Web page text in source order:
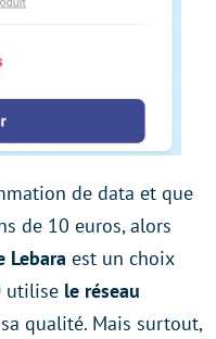
de data et que
de 10 euros, alors
Lebara est un choix
utilise le réseau
qualité. Mais surtout,